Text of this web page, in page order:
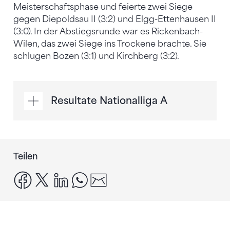
Meisterschaftsphase und feierte zwei Siege
gegen Diepoldsau II (3:2) und Elgg-Ettenhausen II
(3:0). In der Abstiegsrunde war es Rickenbach-
Wilen, das zwei Siege ins Trockene brachte. Sie
schlugen Bozen (3:1) und Kirchberg (3:2).
Resultate Nationalliga A
Teilen
facebook
x linkedinwhatsapp